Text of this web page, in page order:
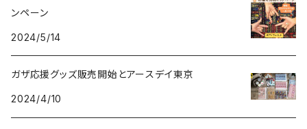
ンペーン
2024/5/14
ガザ応援グッズ販売開始とアースデイ東京
2024/4/10